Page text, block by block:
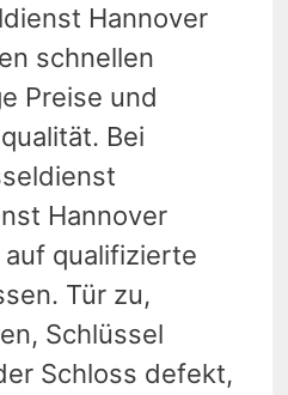
Hannover
schnellen
Preise und
Bei
Hannover
qualifizierte
Tür zu,
Schlüssel
Schloss defekt,